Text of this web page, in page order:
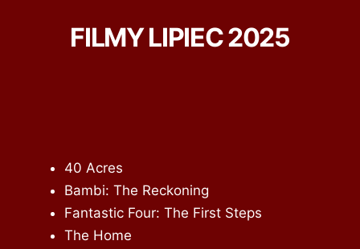
FILMY LIPIEC 2025
40 Acres
Bambi: The Reckoning
Fantastic Four: The First Steps
The Home